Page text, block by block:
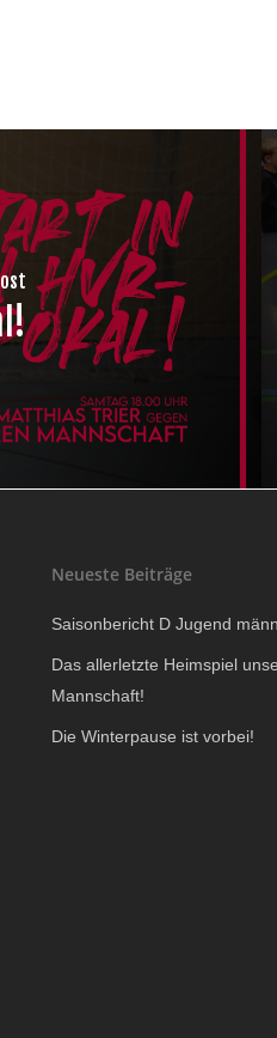
Neueste Beiträge
Saisonbericht D Jugend
Das allerletzte Heimspiel
Mannschaft!
Die Winterpause ist vorbei!